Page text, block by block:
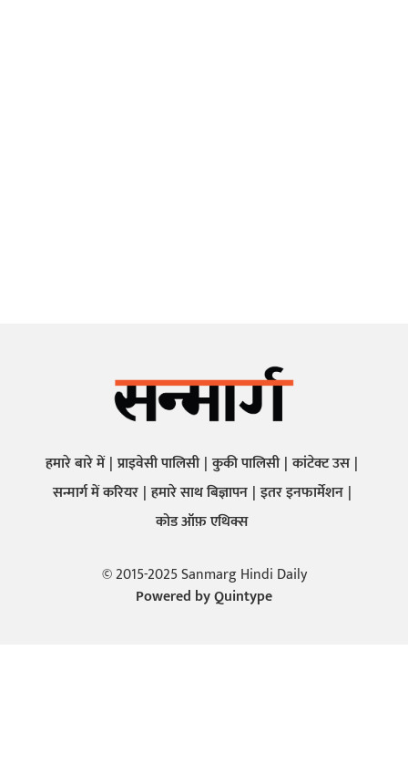
हमारे बारे में प्राइवेसी पालिसी कुकी पालिसी कांटेक्ट उस
सन्मार्ग में करियर हमारे साथ बिज्ञापन इतर इनफार्मेशन
कोड ऑफ़ एथिक्स
© 2015-2025 Sanmarg Hindi Daily
Powered byQuintype